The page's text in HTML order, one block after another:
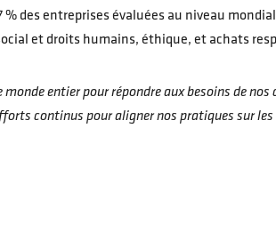
des entreprises évaluées au niveau
et droits humains, éthique, et achats
entier pour répondre aux besoins de nos
continus pour aligner nos pratiques sur